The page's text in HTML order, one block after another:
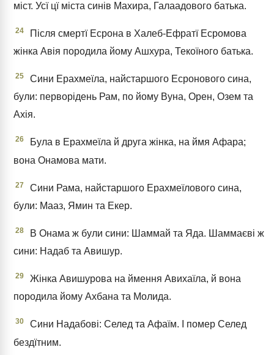
міст. Усї цї міста синів Махира, Галаадового батька.
24
Після смертї Есрона в Халеб-Ефратї Есромова
жінка Авія породила йому Ашхура, Текоїного батька.
25
Сини Ерахмеїла, найстаршого Есронового сина,
були: перворідень Рам, по йому Вуна, Орен, Озем та
Ахія.
26
Була в Ерахмеїла й друга жінка, на ймя Афара;
вона Онамова мати.
27
Сини Рама, найстаршого Ерахмеїлового сина,
були: Мааз, Ямин та Екер.
28
В Онама ж були сини: Шаммай та Яда. Шаммаєві ж
сини: Надаб та Авишур.
29
Жінка Авишурова на ймення Авихаїла, й вона
породила йому Ахбана та Молида.
30
Сини Надабові: Селед та Афаїм. І помер Селед
бездїтним.